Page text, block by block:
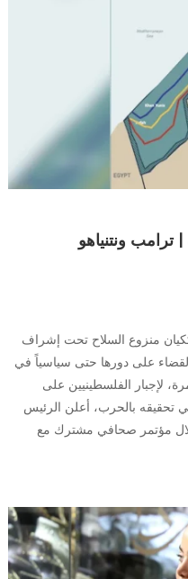
ونتنياهو
منزوع السلاح تحت إشراف
على دورها حتى سياسياً في
لإجبار الفلسطينيين على
تحقيقه بالحرب، أعلن الرئيس
مؤتمر صحافي مشترك مع